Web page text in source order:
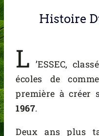
Histoire
L ’ESSEC,
écoles de
première à créer
1967.
Deux ans plus